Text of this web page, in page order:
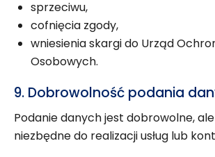
sprzeciwu,
cofnięcia zgody,
wniesienia skargi do Urząd
Osobowych.
9. Dobrowolność podania
Podanie danych jest dobrowolne,
niezbędne do realizacji usług lub